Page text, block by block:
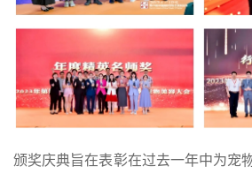
颁奖庆典旨在表彰在过去一年中为宠